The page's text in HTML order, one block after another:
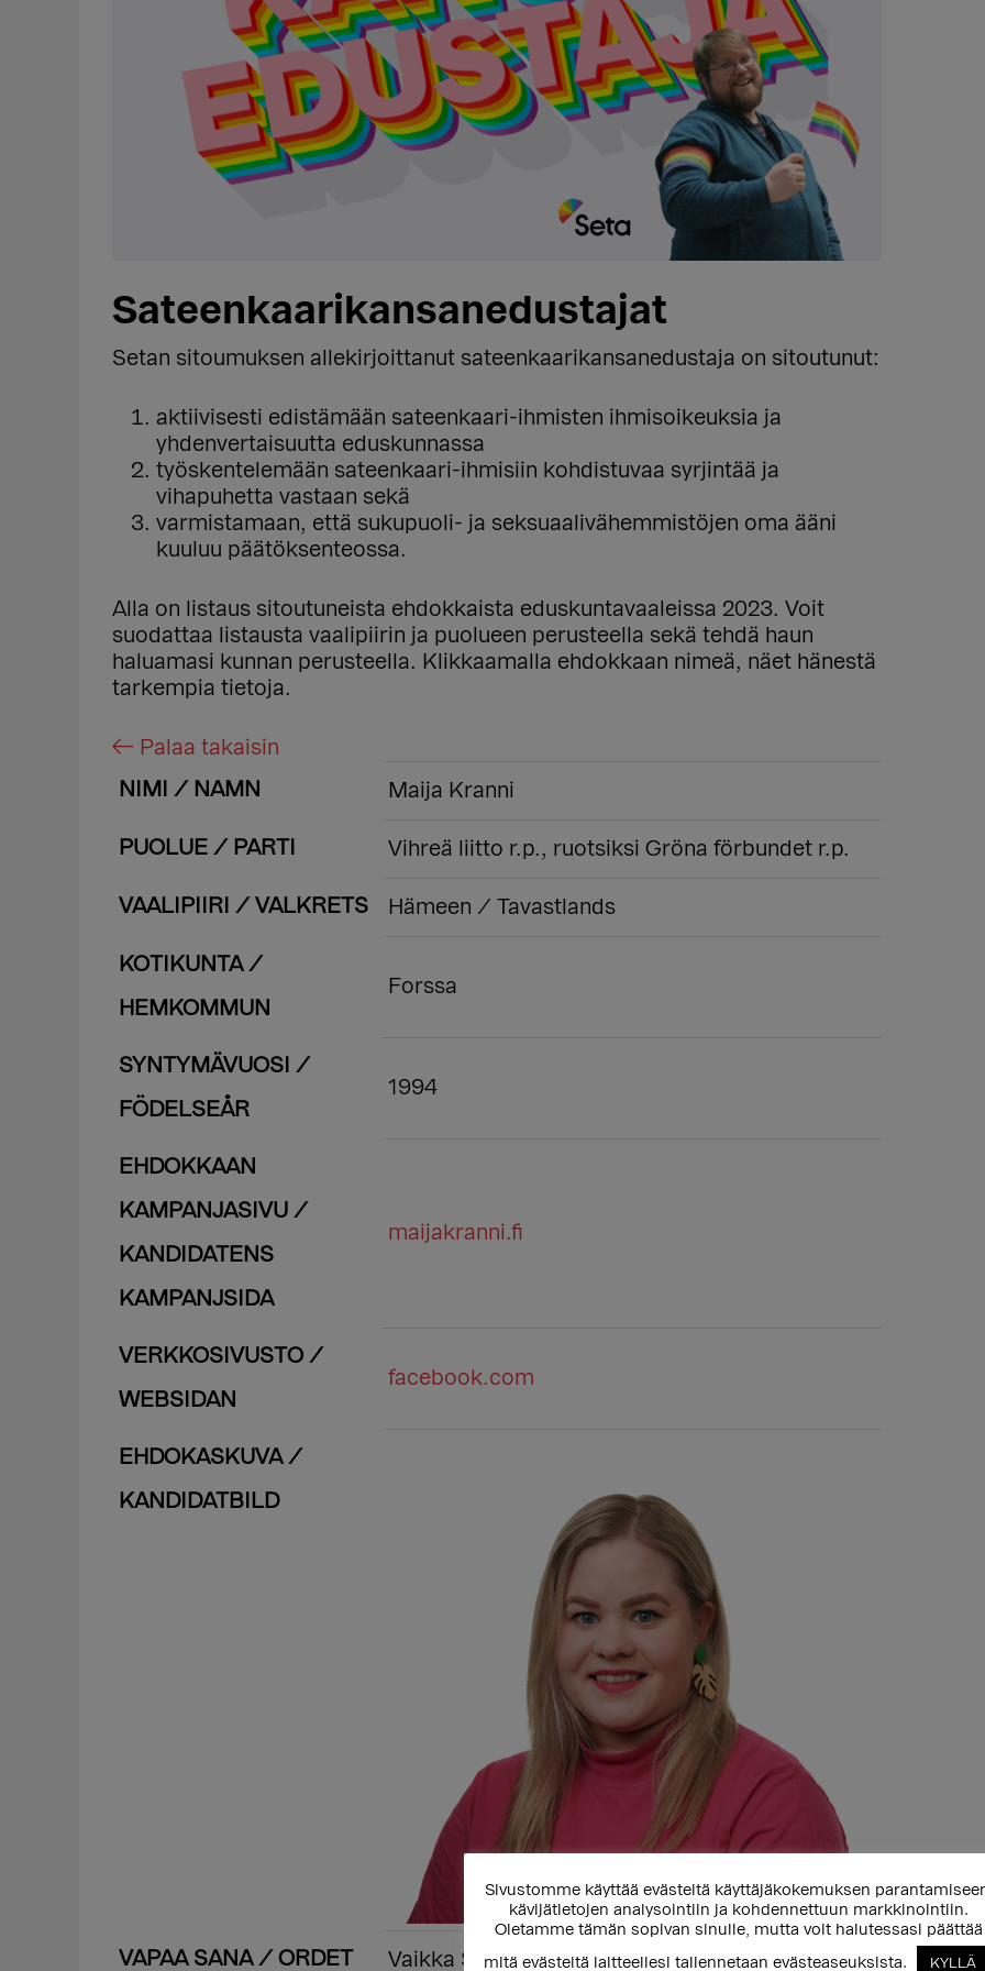
Sateenkaarikansanedustajat
Setan sitoumuksen allekirjoittanut sateenkaarikansanedustaja on sitoutunut:
aktiivisesti edistämään sateenkaari-ihmisten ihmisoikeuksia ja
yhdenvertaisuutta eduskunnassa
työskentelemään sateenkaari-ihmisiin kohdistuvaa syrjintää ja
vihapuhetta vastaan sekä
varmistamaan, että sukupuoli- ja seksuaalivähemmistöjen oma ääni
kuuluu päätöksenteossa.
Alla on listaus sitoutuneista ehdokkaista eduskuntavaaleissa 2023. Voit
suodattaa listausta vaalipiirin ja puolueen perusteella sekä tehdä haun
haluamasi kunnan perusteella. Klikkaamalla ehdokkaan nimeä, näet hänestä
tarkempia tietoja.
← Palaa takaisin
NIMI / NAMN
Maija Kranni
PUOLUE / PARTI Vihreä liitto r.p., ruotsiksi Gröna förbundet r.p.
VAALIPIIRI / VALKRETS Hämeen / Tavastlands
KOTIKUNTA /
HEMKOMMUN
Forssa
SYNTYMÄVUOSI /
FÖDELSEÅR
1994
EHDOKKAAN
KAMPANJASIVU /
KANDIDATENS
KAMPANJSIDA
maijakranni.fi
VERKKOSIVUSTO /
WEBSIDAN
facebook.com
EHDOKASKUVA /
KANDIDATBILD
VAPAA SANA / ORDET
Vaikka Suomi on monella mittarilla
Sivustomme käyttää evästeitä käyttäjäkokemuksen
kävijätietojen analysointiin ja kohdennettuun markkinointiin.
Oletamme tämän sopivan sinulle, mutta voit halutessasi päättää
mitä evästeitä laitteellesi tallennetaan evästeaseuksista.
KYLLÄ